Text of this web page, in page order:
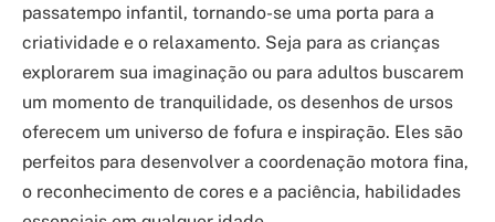
passatempo infantil, tornando-se uma porta para a
criatividade e o relaxamento. Seja para as crianças
explorarem sua imaginação ou para adultos buscarem
um momento de tranquilidade, os desenhos de ursos
oferecem um universo de fofura e inspiração. Eles são
perfeitos para desenvolver a coordenação motora fina,
o reconhecimento de cores e a paciência, habilidades